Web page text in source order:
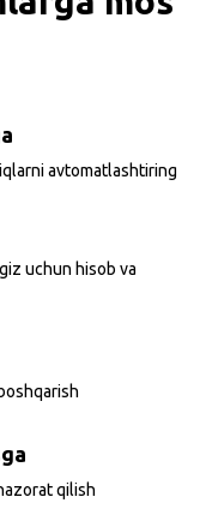
avtomatlashtiring
uchun hisob va
qilish